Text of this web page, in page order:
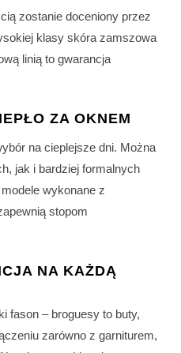
zostanie doceniony przez
klasy skóra zamszowa
linią to gwarancja
ZA OKNEM
na cieplejsze dni. Można
jak i bardziej formalnych
wykonane z
stopom
NA KAŻDĄ
fason – broguesy to buty,
zarówno z garniturem,